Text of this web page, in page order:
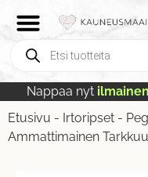
Nappaa nyt ilmainen
Etusivu - Irtoripset -
Ammattimainen